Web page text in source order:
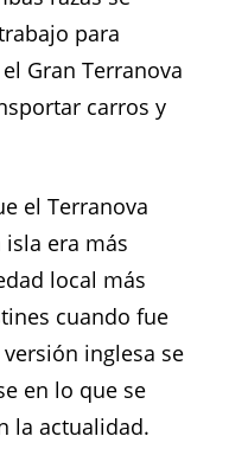
para
Gran Terranova
carros y
el Terranova
era más
local más
cuando fue
inglesa se
en lo que se
la actualidad.